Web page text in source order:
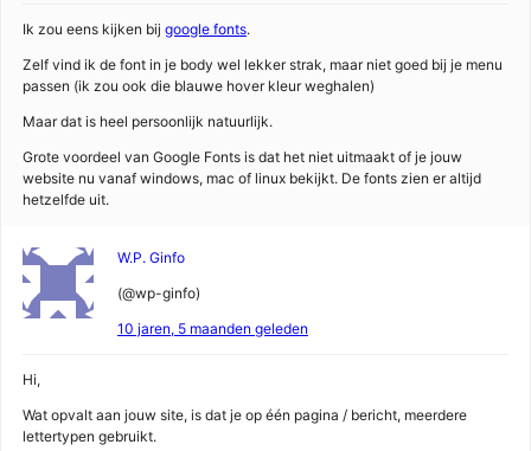
Ik zou eens kijken bij google fonts.
Zelf vind ik de font in je body wel lekker strak, maar niet goed bij je menu
passen (ik zou ook die blauwe hover kleur weghalen)
Maar dat is heel persoonlijk natuurlijk.
Grote voordeel van Google Fonts is dat het niet uitmaakt of je jouw
website nu vanaf windows, mac of linux bekijkt. De fonts zien er altijd
hetzelfde uit.
W.P. Ginfo
(@wp-ginfo)
10 jaren, 5 maanden geleden
Hi,
Wat opvalt aan jouw site, is dat je op één pagina / bericht, meerdere
lettertypen gebruikt.